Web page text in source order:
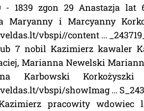
- 1839 zgon 29 Anastazja lat
Maryanny i Marcyanny
vbspi//content ...
7 nobil Kazimierz kawaler
Marianna Newelski
Karbowski
vbspi/showImag ...
pracowity wdowiec